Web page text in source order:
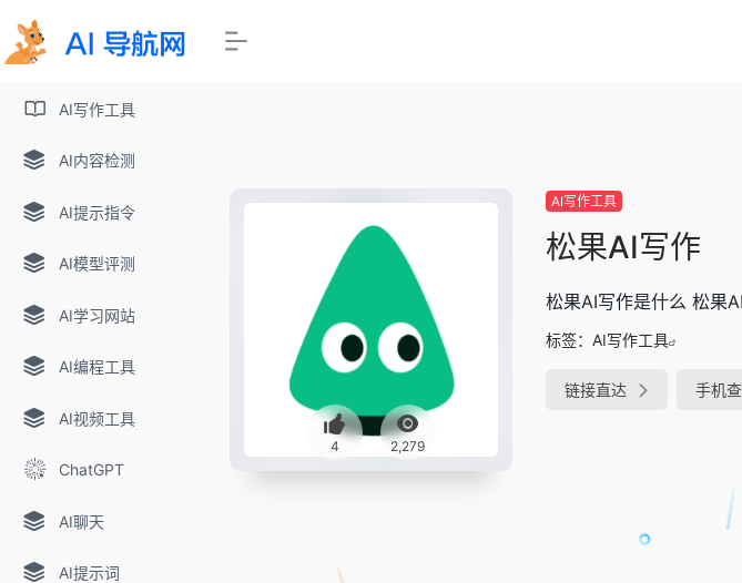
AI写作工具
AI内容检测
AI提示指令
AI模型评测
AI学习网站
AI编程工具
AI视频工具
ChatGPT
AI聊天
AI提示词
4 2,279
AI写作工具
松果AI写作
松果AI写作是什么 松果
标签： AI写作工具
链接直达 手机